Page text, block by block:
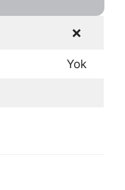
❌
Yok